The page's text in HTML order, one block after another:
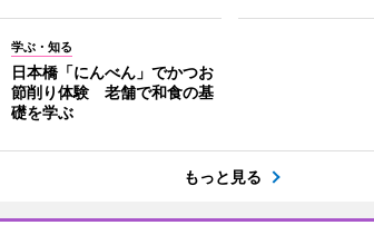
学ぶ・知る
日本橋「にんべん」でかつお
節削り体験 老舗で和食の基
礎を学ぶ
もっと見る